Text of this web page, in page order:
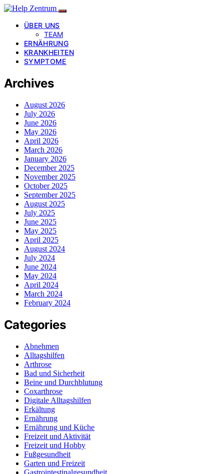
ÜBER UNS
TEAM
ERNÄHRUNG
KRANKHEITEN
SYMPTOME
Archives
August 2026
July 2026
June 2026
May 2026
April 2026
March 2026
January 2026
December 2025
November 2025
October 2025
September 2025
August 2025
July 2025
June 2025
May 2025
April 2025
August 2024
July 2024
June 2024
May 2024
April 2024
March 2024
February 2024
Categories
Abnehmen
Alltagshilfen
Arthrose
Bad und Sicherheit
Beine und Durchblutung
Coxarthrose
Digitale Alltagshilfen
Erkältung
Ernährung
Ernährung und Küche
Freizeit und Aktivität
Freizeit und Hobby
Fußgesundheit
Garten und Freizeit
Gastrointestinalgesundheit